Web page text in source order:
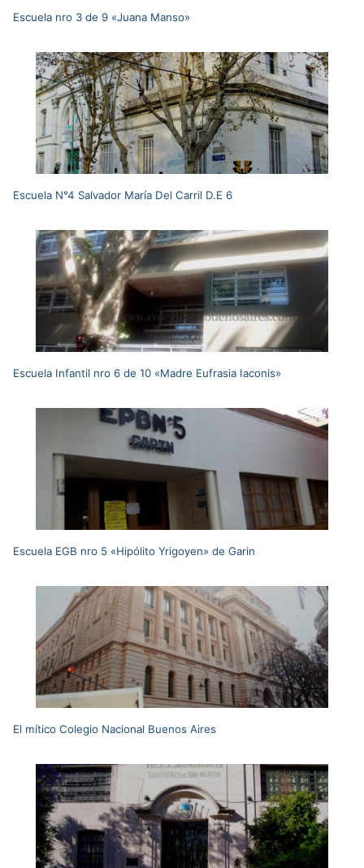
Escuela nro 3 de 9 «Juana Manso»
Escuela N°4 Salvador María Del Carril D.E 6
Escuela Infantil nro 6 de 10 «Madre Eufrasia Iaconis»
Escuela EGB nro 5 «Hipólito Yrigoyen» de Garin
El mítico Colegio Nacional Buenos Aires